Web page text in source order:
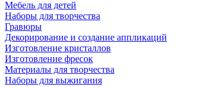
Мебель для детей
Наборы для творчества
Гравюры
Декорирование и создание аппликаций
Изготовление кристаллов
Изготовление фресок
Материалы для творчества
Наборы для выжигания